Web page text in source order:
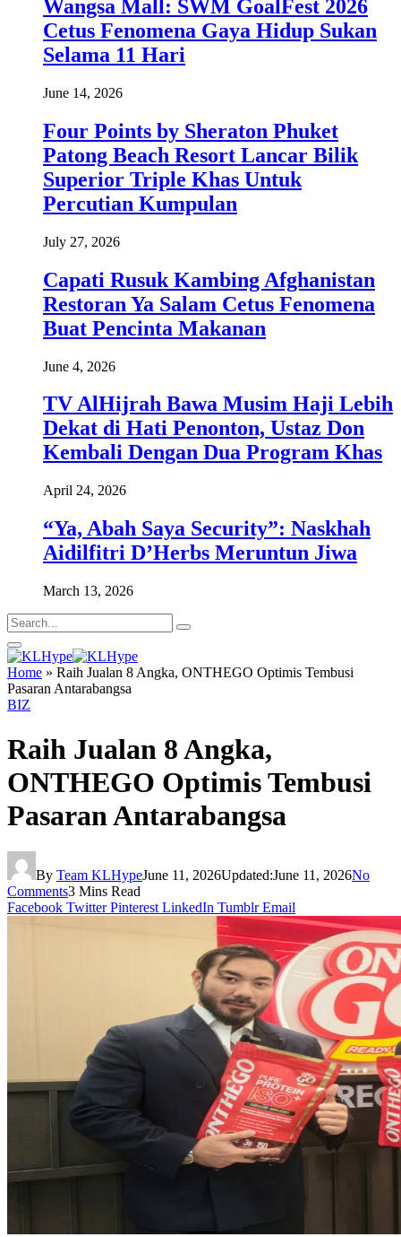
Wangsa Mall: SWM GoalFest 2026
Cetus Fenomena Gaya Hidup Sukan
Selama 11 Hari
June 14, 2026
Four Points by Sheraton Phuket
Patong Beach Resort Lancar Bilik
Superior Triple Khas Untuk
Percutian Kumpulan
July 27, 2026
Capati Rusuk Kambing Afghanistan
Restoran Ya Salam Cetus Fenomena
Buat Pencinta Makanan
June 4, 2026
TV AlHijrah Bawa Musim Haji Lebih
Dekat di Hati Penonton, Ustaz Don
Kembali Dengan Dua Program Khas
April 24, 2026
“Ya, Abah Saya Security”: Naskhah
Aidilfitri D’Herbs Meruntun Jiwa
March 13, 2026
Home » Raih Jualan 8 Angka, ONTHEGO Optimis Tembusi
Pasaran Antarabangsa
BIZ
Raih Jualan 8 Angka,
ONTHEGO Optimis Tembusi
Pasaran Antarabangsa
By Team KLHypeJune 11, 2026Updated:June 11, 2026No
Comments3 Mins Read
Facebook Twitter Pinterest LinkedIn Tumblr Email